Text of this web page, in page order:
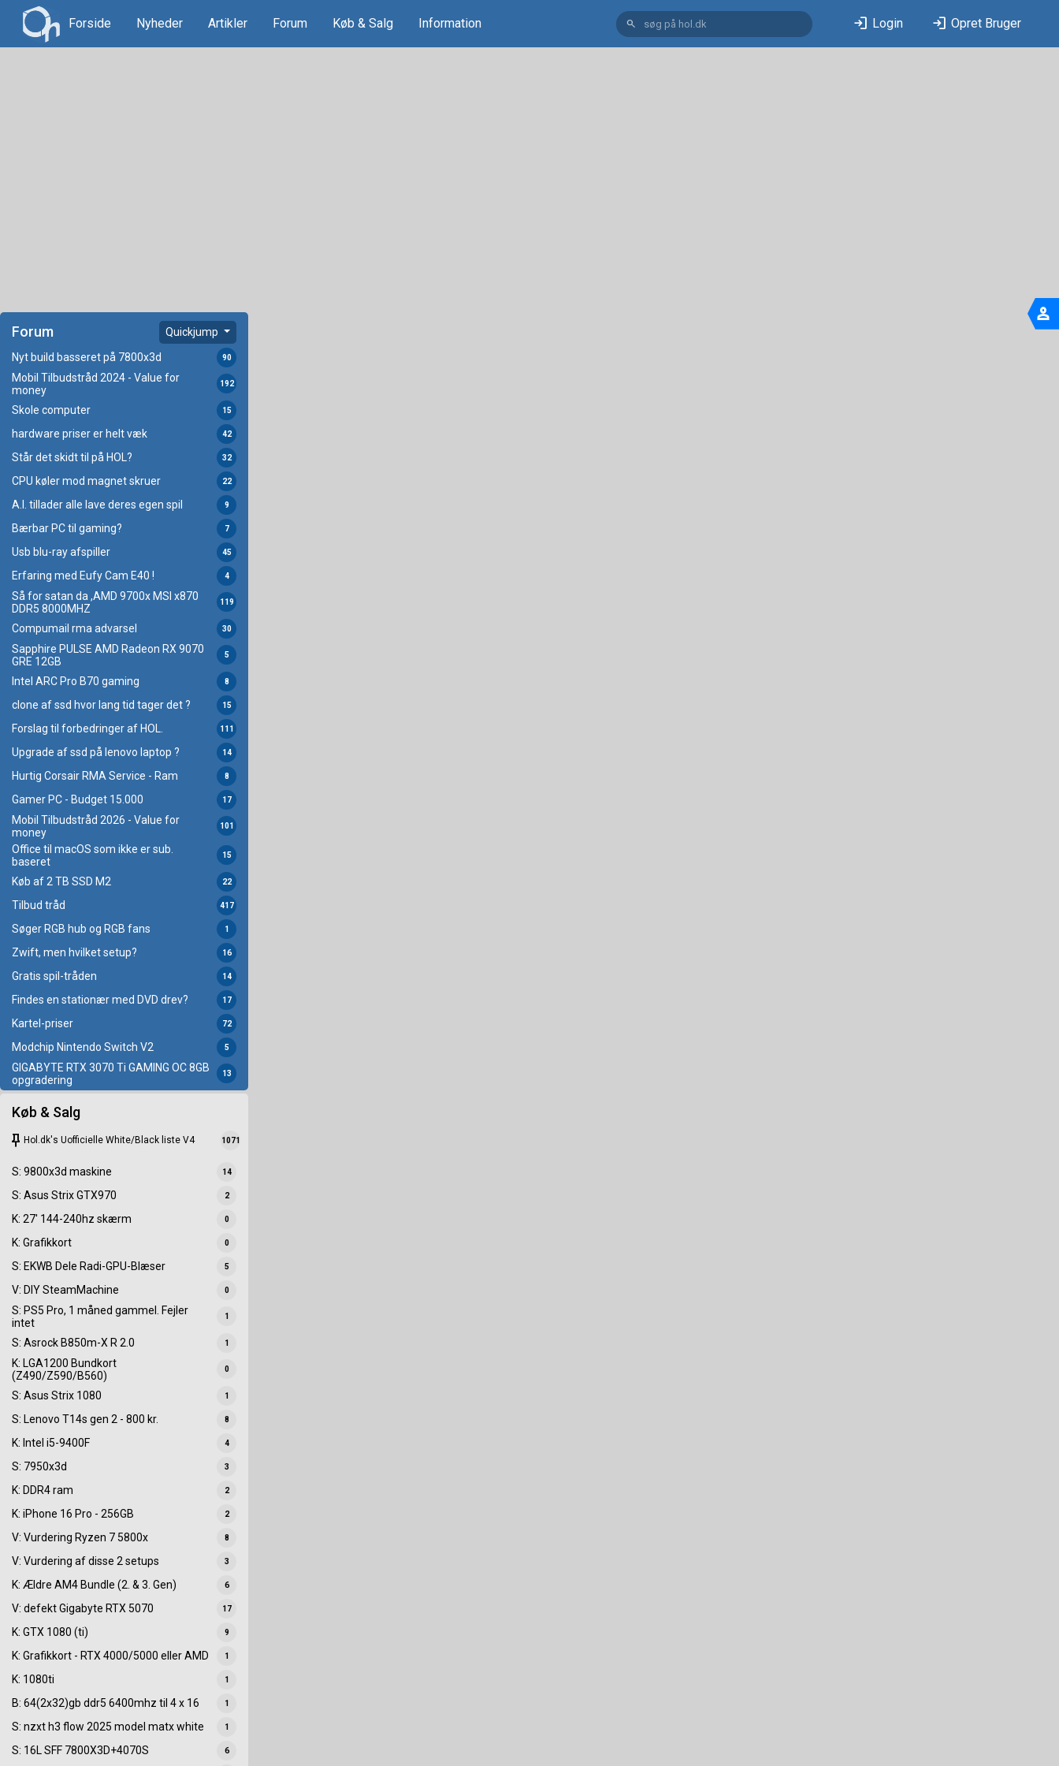
Forside Nyheder Artikler Forum Køb & Salg Information search login Login login Opret Bruger
Forum Quickjump
Nyt build basseret på 7800x3d 90
Mobil Tilbudstråd 2024 - Value for
money
192
Skole computer 15
hardware priser er helt væk 42
Står det skidt til på HOL? 32
CPU køler mod magnet skruer 22
A.I. tillader alle lave deres egen spil 9
Bærbar PC til gaming? 7
Usb blu-ray afspiller 45
Erfaring med Eufy Cam E40 ! 4
Så for satan da ,AMD 9700x MSI x870
DDR5 8000MHZ
119
Compumail rma advarsel 30
Sapphire PULSE AMD Radeon RX 9070
GRE 12GB
5
Intel ARC Pro B70 gaming 8
clone af ssd hvor lang tid tager det ? 15
Forslag til forbedringer af HOL. 111
Upgrade af ssd på lenovo laptop ? 14
Hurtig Corsair RMA Service - Ram 8
Gamer PC - Budget 15.000 17
Mobil Tilbudstråd 2026 - Value for
money
101
Office til macOS som ikke er sub.
baseret
15
Køb af 2 TB SSD M2 22
Tilbud tråd 417
Søger RGB hub og RGB fans 1
Zwift, men hvilket setup? 16
Gratis spil-tråden 14
Findes en stationær med DVD drev? 17
Kartel-priser 72
Modchip Nintendo Switch V2 5
GIGABYTE RTX 3070 Ti GAMING OC 8GB
opgradering
13
Køb & Salg
keep Hol.dk's Uofficielle White/Black liste V4 1071
S: 9800x3d maskine 14
S: Asus Strix GTX970 2
K: 27' 144-240hz skærm 0
K: Grafikkort 0
S: EKWB Dele Radi-GPU-Blæser 5
V: DIY SteamMachine 0
S: PS5 Pro, 1 måned gammel. Fejler
intet
1
S: Asrock B850m-X R 2.0 1
K: LGA1200 Bundkort
(Z490/Z590/B560)
0
S: Asus Strix 1080 1
S: Lenovo T14s gen 2 - 800 kr. 8
K: Intel i5-9400F 4
S: 7950x3d 3
K: DDR4 ram 2
K: iPhone 16 Pro - 256GB 2
V: Vurdering Ryzen 7 5800x 8
V: Vurdering af disse 2 setups 3
K: Ældre AM4 Bundle (2. & 3. Gen) 6
V: defekt Gigabyte RTX 5070 17
K: GTX 1080 (ti) 9
K: Grafikkort - RTX 4000/5000 eller AMD 1
K: 1080ti 1
B: 64(2x32)gb ddr5 6400mhz til 4 x 16 1
S: nzxt h3 flow 2025 model matx white 1
S: 16L SFF 7800X3D+4070S 6
person